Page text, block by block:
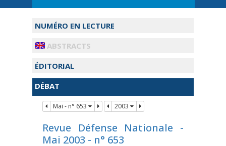
NUMÉRO EN LECTURE
ABSTRACTS
ÉDITORIAL
DÉBAT
Mai - n° 653 2003
Revue Défense Nationale -
Mai 2003 - n° 653